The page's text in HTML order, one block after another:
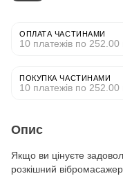
ОПЛАТА ЧАСТИНАМИ
10 платежів по 252.00
ПОКУПКА ЧАСТИНАМИ
10 платежів по 252.00
Опис
Якщо ви цінуєте
розкішний